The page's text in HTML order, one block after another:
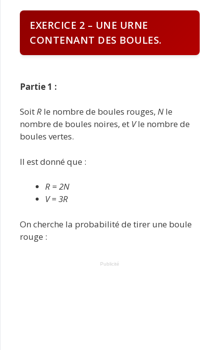
EXERCICE 2 – UNE URNE
CONTENANT DES BOULES.
Partie 1 :
SoitR le nombre de boules rouges, N le
nombre de boules noires, et Vle nombre de
boules vertes.
Il est donné que :
R = 2N
V = 3R
On cherche la probabilité de tirer une boule
rouge :
Publicité